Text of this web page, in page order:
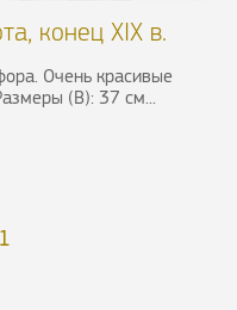
конец XIX в.
Очень красивые
(В): 37 см...
1